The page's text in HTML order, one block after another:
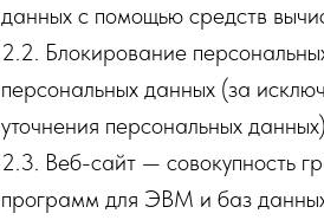
данных с помощью средств
2.2. Блокирование
персональных данных (за
уточнения персональных
2.3. Веб-сайт — совокупность
программ для ЭВМ и баз